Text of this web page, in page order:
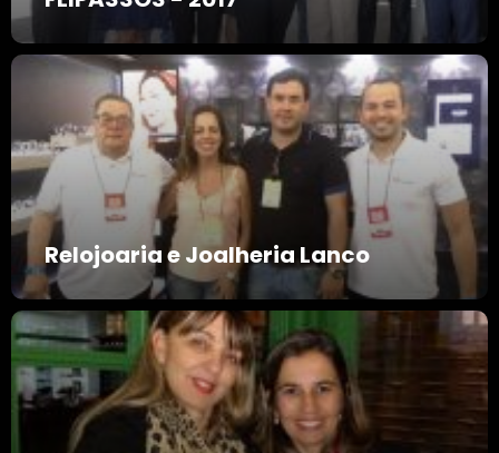
Relojoaria e Joalheria Lanco